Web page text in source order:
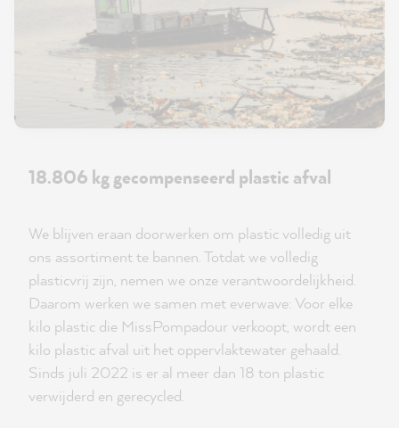
18.806 kg gecompenseerd plastic afval
We blijven eraan doorwerken om plastic volledig uit
ons assortiment te bannen. Totdat we volledig
plasticvrij zijn, nemen we onze verantwoordelijkheid.
Daarom werken we samen met everwave: Voor elke
kilo plastic die MissPompadour verkoopt, wordt een
kilo plastic afval uit het oppervlaktewater gehaald.
Sinds juli 2022 is er al meer dan 18 ton plastic
verwijderd en gerecycled.